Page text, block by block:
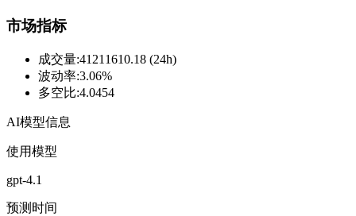
市场指标
成交量:41211610.18 (24h)
波动率:3.06%
多空比:4.0454
AI模型信息
使用模型
gpt-4.1
预测时间